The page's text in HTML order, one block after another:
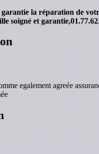
la réparation de
soigné et garantie,
egalement agreée